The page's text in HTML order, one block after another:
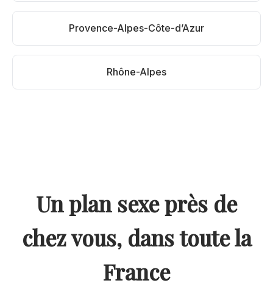
Provence-Alpes-Côte-d’Azur
Rhône-Alpes
Un plan sexe près de
chez vous, dans toute la
France